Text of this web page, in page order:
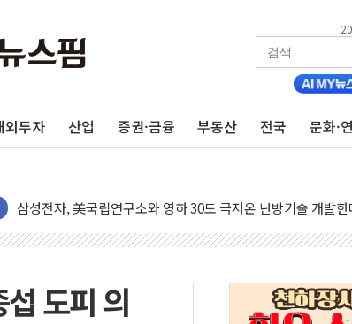
외투자 산업 증권·금융 부동산 전국 문화·
여야, 황희 '버스 하우스' 공방…野 "청년 우롱 기괴" vs 與 "송
풀무원재단, '국제과학연극제 2026'서 어린이 과학연극 2편
與 "세제개편안 8월 말 당정 조율 완료…초고가·비거주 1주
경인고속도로서 차량 4대 연쇄 추돌…7세 남아 등 4명 부상
삼성전자, 美국립연구소와 영하 30도 극저온 난방기술 개발한
[인사] 국무조정실·국무총리비서실
한수원 "폭염 속 전력수급 이상무"…김회천 사장, 원전 현장
박형수 의원 '선관위 견제·감독 강화' 2개 법 대표 발의
도피 의